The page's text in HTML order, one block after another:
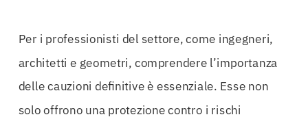
Per i professionisti del settore, come ingegneri,
architetti e geometri, comprendere l’importanza
delle cauzioni definitive è essenziale. Esse non
solo offrono una protezione contro i rischi